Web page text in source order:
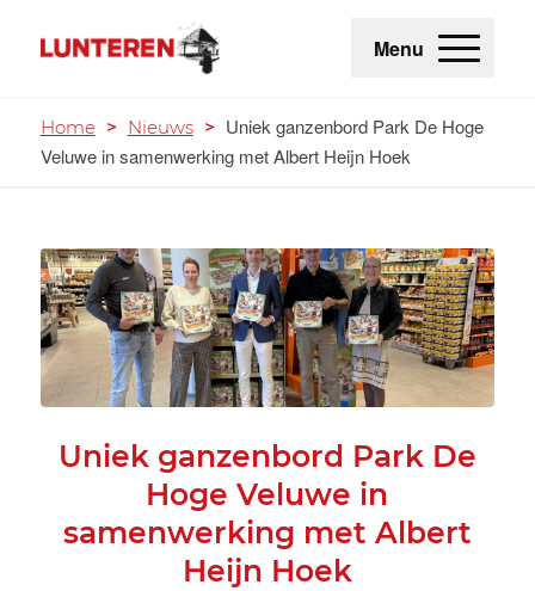
Menu
Home > Nieuws > Uniek ganzenbord Park De Hoge
Veluwe in samenwerking met Albert Heijn Hoek
Uniek ganzenbord Park De
Hoge Veluwe in
samenwerking met Albert
Heijn Hoek